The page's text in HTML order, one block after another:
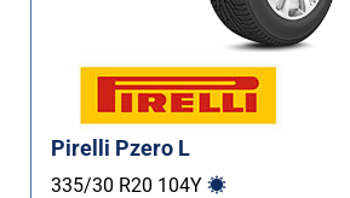
Pirelli Pzero L
335/30 R20 104Y